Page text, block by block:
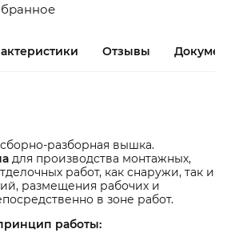
Отзывы
разборная вышка.
для производства монтажных,
работ, как снаружи, так и
размещения рабочих и
в зоне работ.
работы: